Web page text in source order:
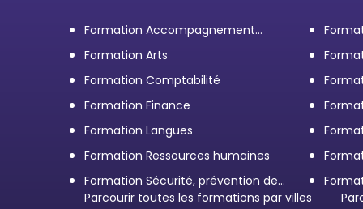
Formation Accompagnement
personnel et Bilan de
compétences
Formation Arts
Formation Comptabilité
Formation Finance
Formation Langues
Formation Ressources humaines
Formation Sécurité, prévention des
risques et qualité
Parcourir toutes les formations par villes